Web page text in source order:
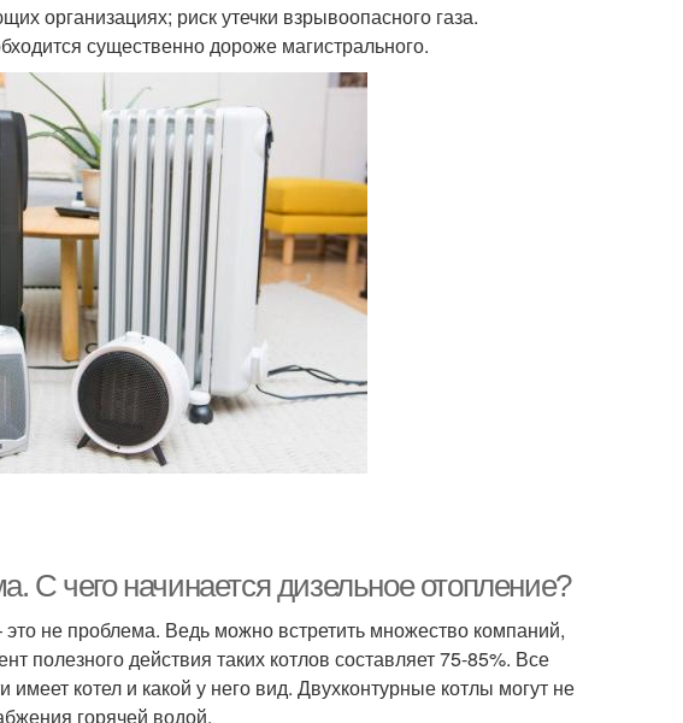
организациях; риск утечки взрывоопасного газа.
существенно дороже магистрального.
С чего начинается дизельное отопление?
не проблема. Ведь можно встретить множество компаний,
полезного действия таких котлов составляет 75-85%. Все
имеет котел и какой у него вид. Двухконтурные котлы могут не
горячей водой.